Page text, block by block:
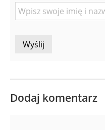
Osoby
Dodaj komentarz